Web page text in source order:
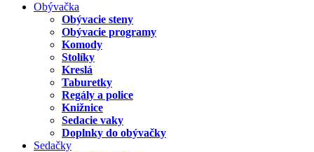
Obývačka
Obývacie steny
Obývacie programy
Komody
Stolíky
Kreslá
Taburetky
Regály a police
Knižnice
Sedacie vaky
Doplnky do obývačky
Sedačky